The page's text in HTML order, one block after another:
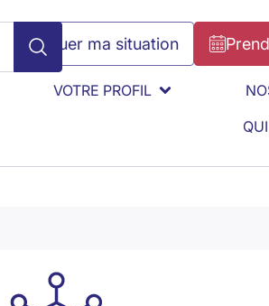
Évaluer ma situation
VOTRE PROFIL